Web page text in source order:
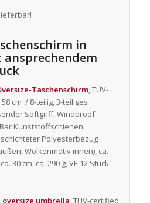
in
Taschenschirm, TÜV-
cm / 8-teilig, 3-teiliges
Softgriff, Windproof-
Kunststoffschienen,
Polyesterbezug
Wolkenmotiv innen), ca.
30 cm, ca. 290 g, VE 12 Stück
umbrella, TÜV-certified,